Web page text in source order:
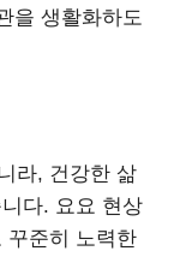
을 생활화하도
라, 건강한 삶
다. 요요 현상
꾸준히 노력한